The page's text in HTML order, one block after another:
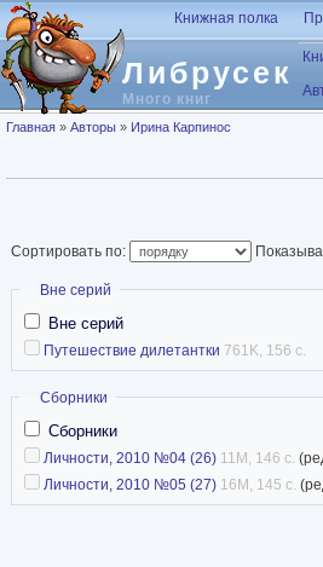
Перейти к основному содержанию
Либрусек
Много книг
Книжная полка
Вы здесь
Главная » Авторы » Ирина Карпинос
Сортировать по:
Скрыть
Вне серий
Вне серий
Путешествие дилетантки 761K, 156 с.
Скрыть
Сборники
Сборники
Личности, 2010 №04 (26) 11M, 146 с.
Личности, 2010 №05 (27) 16M, 145 с.